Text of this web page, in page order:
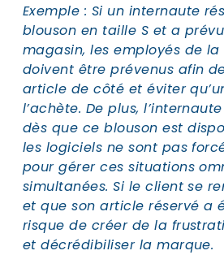
Exemple : Si un internaute
blouson en taille S et a
magasin, les employés de
doivent être prévenus afin
article de côté et éviter
l’achète. De plus,
dès que ce blouson est
les logiciels ne sont pas
pour gérer ces situations
simultanées. Si le client se
et que son article réservé a
risque de créer de la
et décrédibiliser la marque.